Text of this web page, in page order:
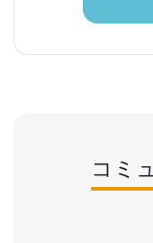
コミ